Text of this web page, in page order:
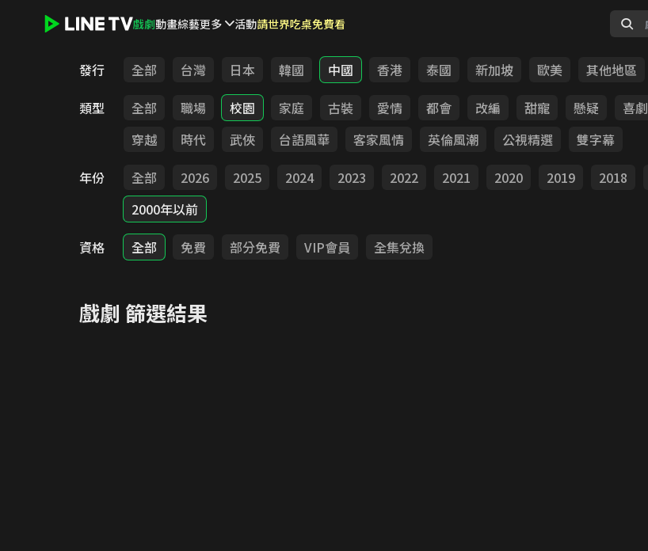
戲劇動畫綜藝更多 活動請世界吃桌免費看
發行 全部 台灣 日本 韓國 中國 香港 泰國 新加坡 歐美
其他地區
類型
全部 職場 校園 家庭 古裝 愛情 都會 改編 甜寵 懸疑 喜劇
穿越
時代 武俠 台語風華 客家風情 英倫風潮 公視精選
雙字幕
年份
全部 2026 2025 2024 2023 2022 2021 2020 2019 2018
2000年以前
資格
全部 免費 部分免費 VIP會員 全集兌換
戲劇 篩選結果